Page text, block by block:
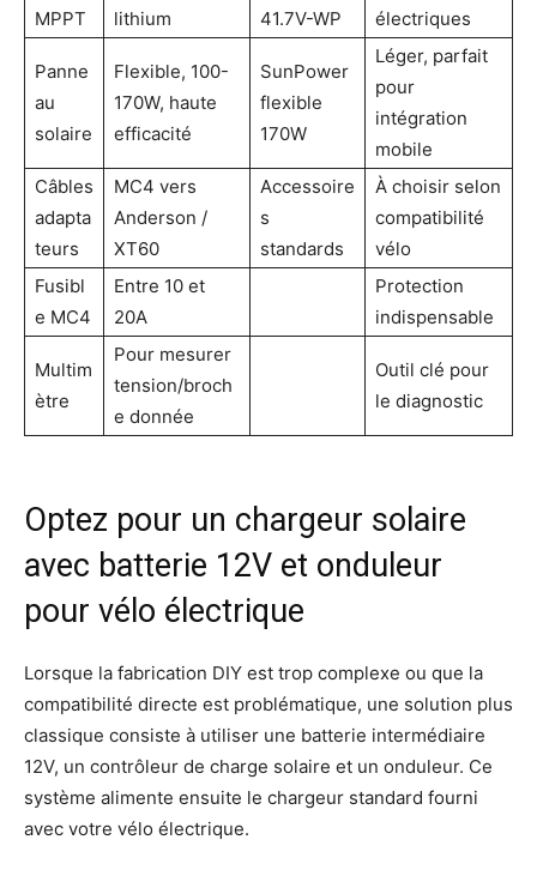
MPPT
lithium
41.7V-WP
électriques
Panne
au
solaire
Flexible, 100-
170W, haute
efficacité
SunPower
flexible
170W
Léger, parfait
pour
intégration
mobile
Câbles
adapta
teurs
MC4 vers
Anderson /
XT60
Accessoire
s
standards
À choisir selon
compatibilité
vélo
Fusibl
e MC4
Entre 10 et
20A
Protection
indispensable
Multim
ètre
Pour mesurer
tension/broch
e donnée
Outil clé pour
le diagnostic
Optez pour un chargeur solaire
avec batterie 12V et onduleur
pour vélo électrique
Lorsque la fabrication DIY est trop complexe ou que la
compatibilité directe est problématique, une solution plus
classique consiste à utiliser une batterie intermédiaire
12V, un contrôleur de charge solaire et un onduleur. Ce
système alimente ensuite le chargeur standard fourni
avec votre vélo électrique.